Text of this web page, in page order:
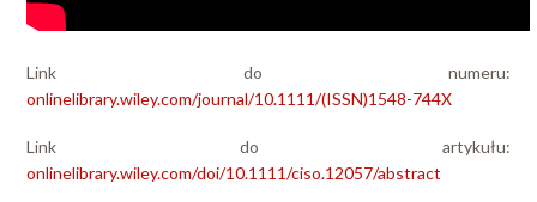
Link do numeru:
onlinelibrary.wiley.com/journal/10.1111/(ISSN)1548-744X
Link do artykułu:
onlinelibrary.wiley.com/doi/10.1111/ciso.12057/abstract